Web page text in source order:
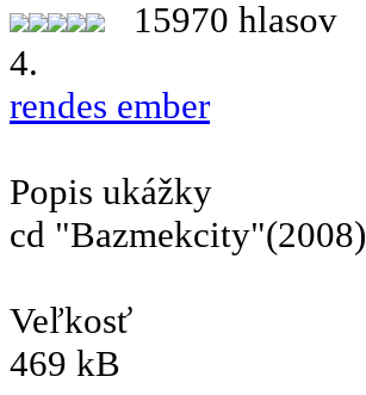
15970 hlasov
4.
rendes ember
Popis ukážky
cd "Bazmekcity"(2008)
Veľkosť
469 kB